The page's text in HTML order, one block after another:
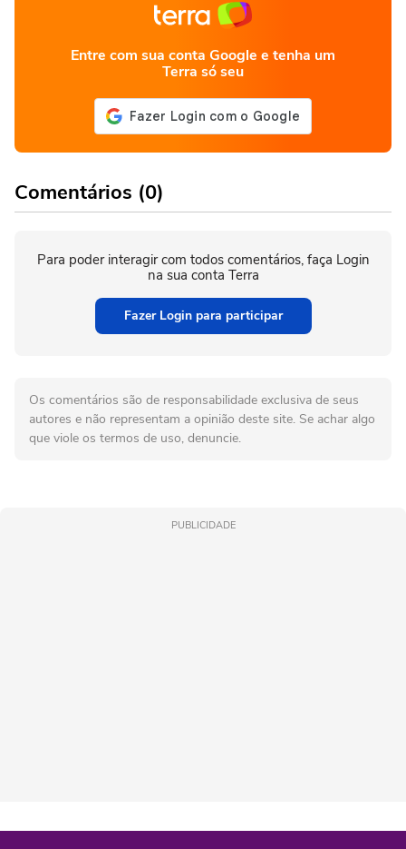
Entre com sua conta Google e tenha um
Terra só seu
Comentários (0)
Para poder interagir com todos comentários, faça Login
na sua conta Terra
Fazer Login para participar
Os comentários são de responsabilidade exclusiva de seus
autores e não representam a opinião deste site. Se achar algo
que viole os termos de uso, denuncie.
PUBLICIDADE